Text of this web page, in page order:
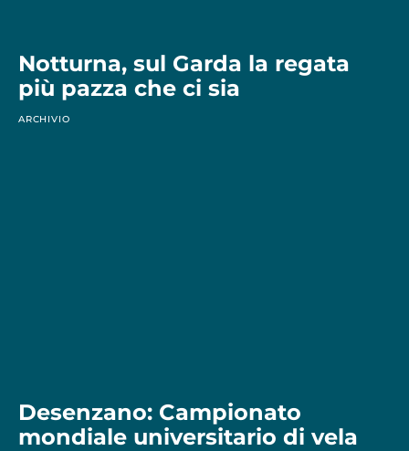
Notturna, sul Garda la regata
più pazza che ci sia
ARCHIVIO
Desenzano: Campionato
mondiale universitario di vela